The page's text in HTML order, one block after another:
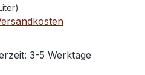
3-5 Werktage